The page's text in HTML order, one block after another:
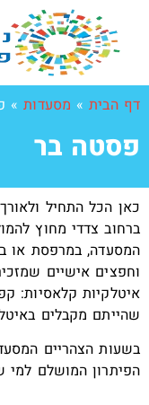
דף הבית» מסעדות»
פסטה בר
כאן הכל התחיל
ברחוב צדדי מחוץ
המסעדה, במרפסת או
וחפצים אישיים
איטלקיות קלאסיות:
שהייתם מקבלים
בשעות הצהריים
הפיתרון המושלם